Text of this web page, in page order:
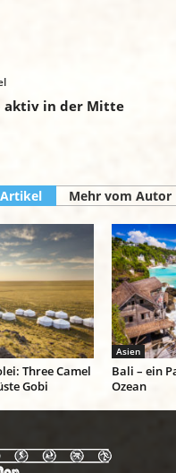
aktiv in der Mitte
Mehr vom Autor
Three Camel
Gobi
Asien
Bali – ein
Ozean